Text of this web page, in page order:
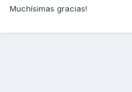
Muchísimas gracias!